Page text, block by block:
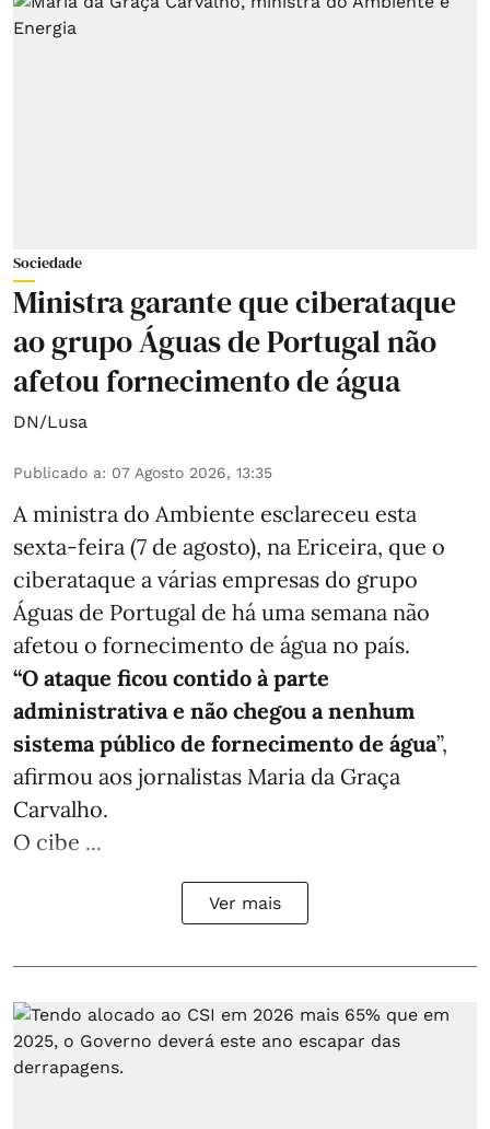
Sociedade
Ministra garante que ciberataque
ao grupo Águas de Portugal não
afetou fornecimento de água
DN/Lusa
Publicado a: 07 Agosto 2026, 13:35
A ministra do Ambiente esclareceu esta
sexta-feira (7 de agosto), na Ericeira, que o
ciberataque a várias empresas do grupo
Águas de Portugal de há uma semana não
afetou o fornecimento de água no país.
“O ataque ficou contido à parte
administrativa e não chegou a nenhum
sistema público de fornecimento de água”,
afirmou aos jornalistas Maria da Graça
Carvalho.
O cibe ...
Ver mais